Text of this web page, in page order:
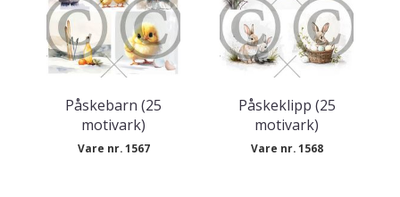
Påskebarn (25
motivark)
Vare nr. 1567
Påskeklipp (25
motivark)
Vare nr. 1568